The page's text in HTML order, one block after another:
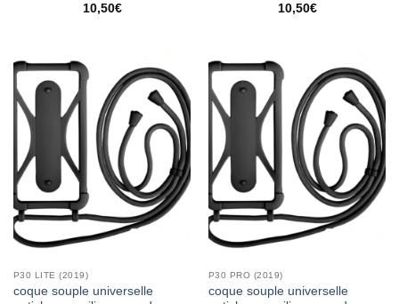
10,50€
10,50€
P30 LITE (2019)
coque souple universelle
P30 PRO (2019)
coque souple universelle